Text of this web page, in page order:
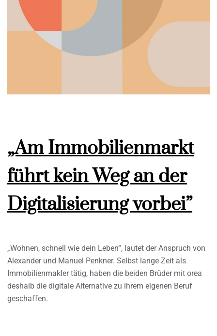
„Am Immobilienmarkt
führt kein Weg an der
Digitalisierung vorbei”
„Wohnen, schnell wie dein Leben“, lautet der Anspruch von
Alexander und Manuel Penkner. Selbst lange Zeit als
Immobilienmakler tätig, haben die beiden Brüder mit orea
deshalb die digitale Alternative zu ihrem eigenen Beruf
geschaffen.